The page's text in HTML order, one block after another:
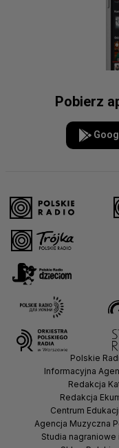
Pobierz
Polskie
Informacyjna
Redakcja
Redakcja
Centrum
Agencja Muzyczna
Studia